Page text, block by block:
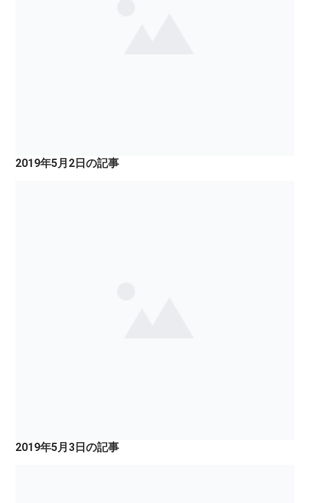
2019年5月2日の記事
2019年5月3日の記事